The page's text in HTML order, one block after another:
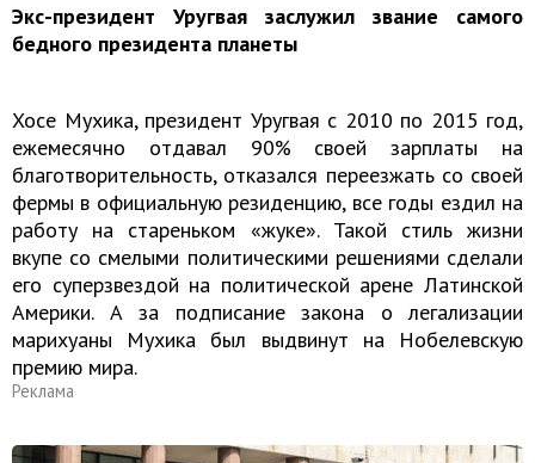
Экс-президент Уругвая заслужил звание самого
бедного президента планеты
Хосе Мухика, президент Уругвая с 2010 по 2015 год,
ежемесячно отдавал 90% своей зарплаты на
благотворительность, отказался переезжать со своей
фермы в официальную резиденцию, все годы ездил на
работу на стареньком «жуке». Такой стиль жизни
вкупе со смелыми политическими решениями сделали
его суперзвездой на политической арене Латинской
Америки. А за подписание закона о легализации
марихуаны Мухика был выдвинут на Нобелевскую
премию мира.
Реклама